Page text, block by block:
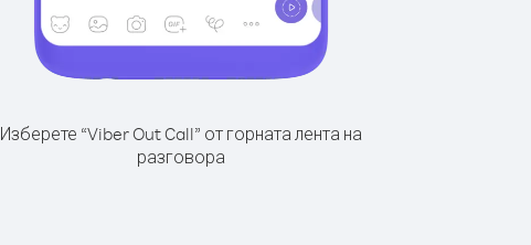
Изберете “Viber Out Call” от горната лента на
разговора